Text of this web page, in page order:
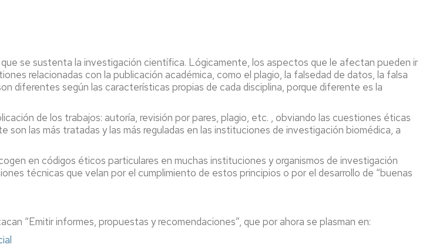
Proquest
Dialnet
Repositorio
Zaguan
Bibliográficos
Bases
se sustenta la investigación científica. Lógicamente, los aspectos que le afectan pueden ir
relacionadas con la publicación académica, como el plagio, la falsedad de datos, la falsa
diferentes según las características propias de cada disciplina, porque diferente es la
de los trabajos: autoría, revisión por pares, plagio, etc. , obviando las cuestiones éticas
las más tratadas y las más reguladas en las instituciones de investigación biomédica, a
en códigos éticos particulares en muchas instituciones y organismos de investigación
técnicas que velan por el cumplimiento de estos principios o por el desarrollo de “buenas
“Emitir informes, propuestas y recomendaciones”, que por ahora se plasman en: